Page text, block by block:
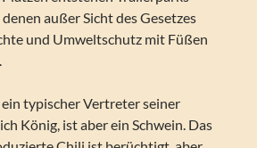
außer Sicht des Gesetzes
und Umweltschutz mit Füßen
typischer Vertreter seiner
König, ist aber ein Schwein. Das